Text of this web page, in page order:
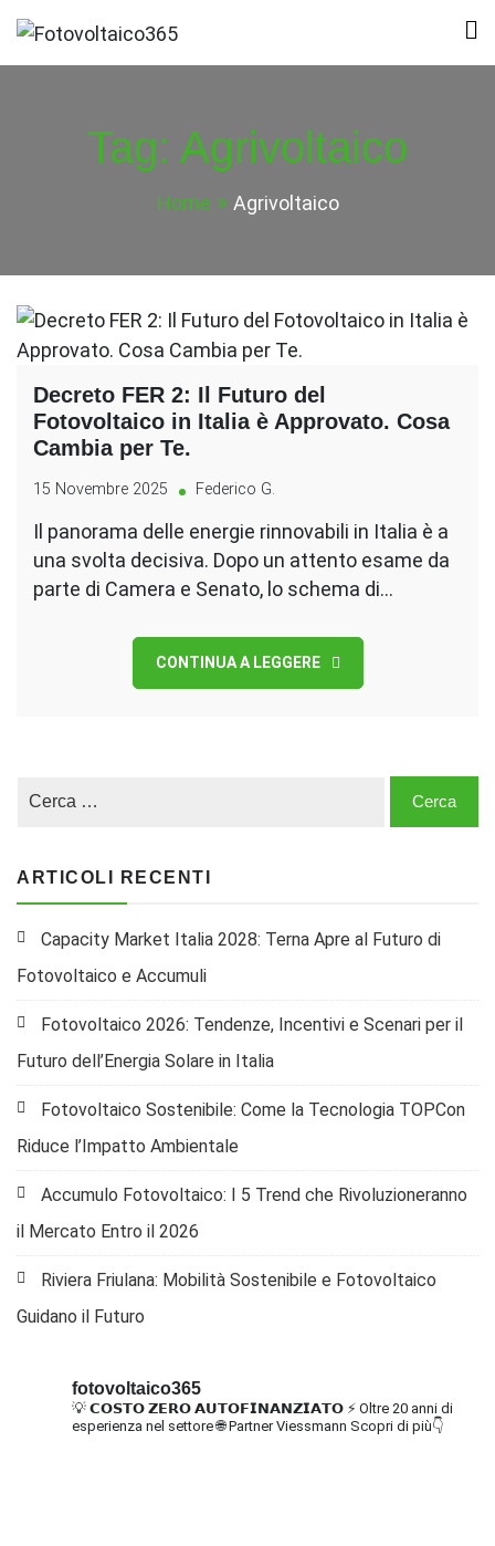
Skip
to
Fotovoltaico365
Impianto a Costo Zero Autofinanziato
Tag: Agrivoltaico
Home Agrivoltaico
Decreto FER 2: Il Futuro del
Fotovoltaico in Italia è Approvato. Cosa
Cambia per Te.
15 Novembre 2025 Federico G.
Il panorama delle energie rinnovabili in Italia è a
una svolta decisiva. Dopo un attento esame da
parte di Camera e Senato, lo schema di…
CONTINUA A LEGGERE
ARTICOLI RECENTI
Capacity Market Italia 2028: Terna Apre al Futuro di
Fotovoltaico e Accumuli
Fotovoltaico 2026: Tendenze, Incentivi e Scenari per il
Futuro dell’Energia Solare in Italia
Fotovoltaico Sostenibile: Come la Tecnologia TOPCon
Riduce l’Impatto Ambientale
Accumulo Fotovoltaico: I 5 Trend che Rivoluzioneranno
il Mercato Entro il 2026
Riviera Friulana: Mobilità Sostenibile e Fotovoltaico
Guidano il Futuro
fotovoltaico365
💡 𝗖𝗢𝗦𝗧𝗢 𝗭𝗘𝗥𝗢 𝗔𝗨𝗧𝗢𝗙𝗜𝗡𝗔𝗡𝗭𝗜𝗔𝗧𝗢 ⚡ Oltre 20 anni di
esperienza nel settore🌐 Partner Viessmann Scopri di più👇